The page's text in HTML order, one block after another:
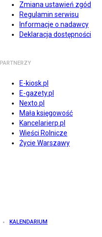
Zmiana ustawień zgód
Regulamin serwisu
Informacje o nadawcy
Deklaracja dostępności
PARTNERZY
E-kiosk.pl
E-gazety.pl
Nexto.pl
Mała księgowość
Kancelarierp.pl
Wieści Rolnicze
Życie Warszawy
KALENDARIUM